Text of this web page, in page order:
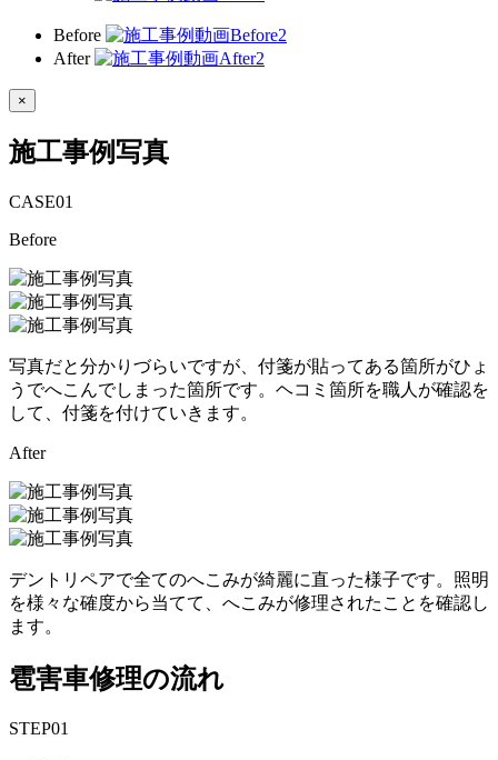
Before
After
×
施工事例写真
CASE01
Before
写真だと分かりづらいですが、付箋が貼ってある箇所がひょ
うでへこんでしまった箇所です。ヘコミ箇所を職人が確認を
して、付箋を付けていきます。
After
デントリペアで全てのへこみが綺麗に直った様子です。照明
を様々な確度から当てて、へこみが修理されたことを確認し
ます。
雹害車修理の流れ
STEP01